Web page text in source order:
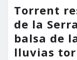
Torrent
de la
balsa de
lluvias